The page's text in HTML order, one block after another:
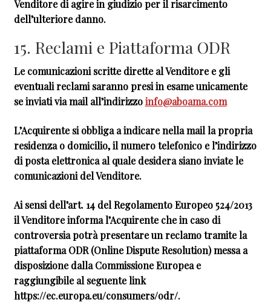
Venditore di agire in giudizio per il risarcimento
dell’ulteriore danno.
15. Reclami e Piattaforma ODR
Le comunicazioni scritte dirette al Venditore e gli
eventuali reclami saranno presi in esame unicamente
se inviati via mail all’indirizzoinfo@aboama.com
L’Acquirente si obbliga a indicare nella mail la propria
residenza o domicilio, il numero telefonico e l’indirizzo
di posta elettronica al quale desidera siano inviate le
comunicazioni del Venditore.
Ai sensi dell’art. 14 del Regolamento Europeo 524/2013
il Venditore informa l’Acquirente che in caso di
controversia potrà presentare un reclamo tramite la
piattaforma ODR (Online Dispute Resolution) messa a
disposizione dalla Commissione Europea e
raggiungibile al seguente link
https://ec.europa.eu/consumers/odr/.